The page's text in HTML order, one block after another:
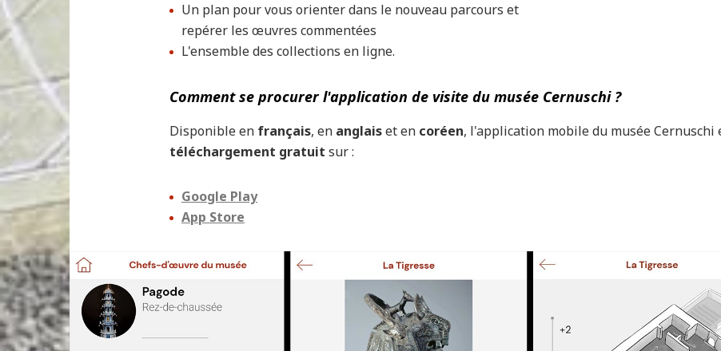
Un plan pour vous orienter dans le nouveau parcours et
repérer les œuvres commentées
L'ensemble des collections en ligne.
Comment se procurer l'application de visite du musée Cernuschi ?
Disponible en français, en anglaiset en coréen, l'application mobile du musée Cernuschi
téléchargement gratuit sur :
Google Play
App Store